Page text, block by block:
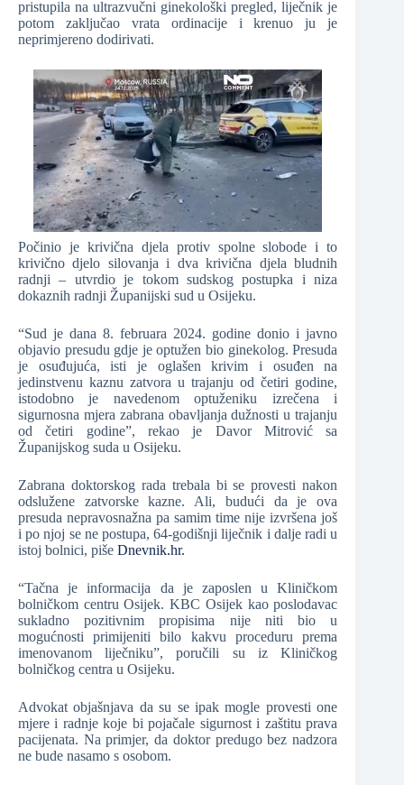
pristupila na ultrazvučni ginekološki pregled, liječnik je
potom zaključao vrata ordinacije i krenuo ju je
neprimjereno dodirivati.
Počinio je krivična djela protiv spolne slobode i to
krivično djelo silovanja i dva krivična djela bludnih
radnji – utvrdio je tokom sudskog postupka i niza
dokaznih radnji Županijski sud u Osijeku.
“Sud je dana 8. februara 2024. godine donio i javno
objavio presudu gdje je optužen bio ginekolog. Presuda
je osuđujuća, isti je oglašen krivim i osuđen na
jedinstvenu kaznu zatvora u trajanju od četiri godine,
istodobno je navedenom optuženiku izrečena i
sigurnosna mjera zabrana obavljanja dužnosti u trajanju
od četiri godine”, rekao je Davor Mitrović sa
Županijskog suda u Osijeku.
Zabrana doktorskog rada trebala bi se provesti nakon
odslužene zatvorske kazne. Ali, budući da je ova
presuda nepravosnažna pa samim time nije izvršena još
i po njoj se ne postupa, 64-godišnji liječnik i dalje radi u
istoj bolnici, piše Dnevnik.hr.
“Tačna je informacija da je zaposlen u Kliničkom
bolničkom centru Osijek. KBC Osijek kao poslodavac
sukladno pozitivnim propisima nije niti bio u
mogućnosti primijeniti bilo kakvu proceduru prema
imenovanom liječniku”, poručili su iz Kliničkog
bolničkog centra u Osijeku.
Advokat objašnjava da su se ipak mogle provesti one
mjere i radnje koje bi pojačale sigurnost i zaštitu prava
pacijenata. Na primjer, da doktor predugo bez nadzora
ne bude nasamo s osobom.